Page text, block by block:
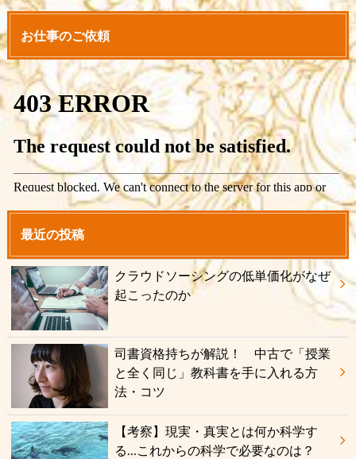
お仕事のご依頼
最近の投稿
クラウドソーシングの低単価化がなぜ
起こったのか
司書資格持ちが解説！ 中古で「授業
と全く同じ」教科書を手に入れる方
法・コツ
【考察】現実・真実とは何か科学す
る…これからの科学で必要なのは？